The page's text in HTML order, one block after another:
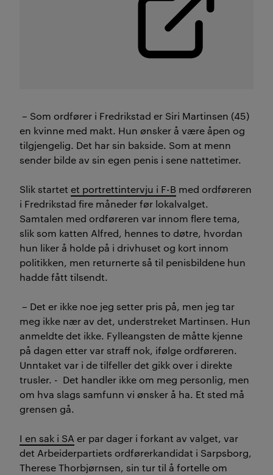
– Som ordfører i Fredrikstad er Siri Martinsen (45)
en kvinne med makt. Hun ønsker å være åpen og
tilgjengelig. Det har sin bakside. Som at menn
sender bilde av sin egen penis i sene nattetimer.
Slik startet et portrettintervju i F-B med ordføreren
i Fredrikstad fire måneder før lokalvalget.
Samtalen med ordføreren var innom flere tema,
slik som katten Alfred, hennes to døtre, hvordan
hun liker å holde på i drivhuset og kort innom
politikken, men returnerte så til penisbildene hun
hadde fått tilsendt.
– Det er ikke noe jeg setter pris på, men jeg tar
meg ikke nær av det, understreket Martinsen. Hun
anmeldte det ikke. Fylleangsten de måtte kjenne
på dagen etter var straff nok, ifølge ordføreren.
Unntaket var i de tilfeller det gikk over i direkte
trusler. - Det handler ikke om meg personlig, men
om hva slags samfunn vi ønsker å ha. Et sted må
grensen gå.
I en sak i SA er par dager i forkant av valget, var
det Arbeiderpartiets ordførerkandidat i Sarpsborg,
Therese Thorbjørnsen, sin tur til å fortelle om